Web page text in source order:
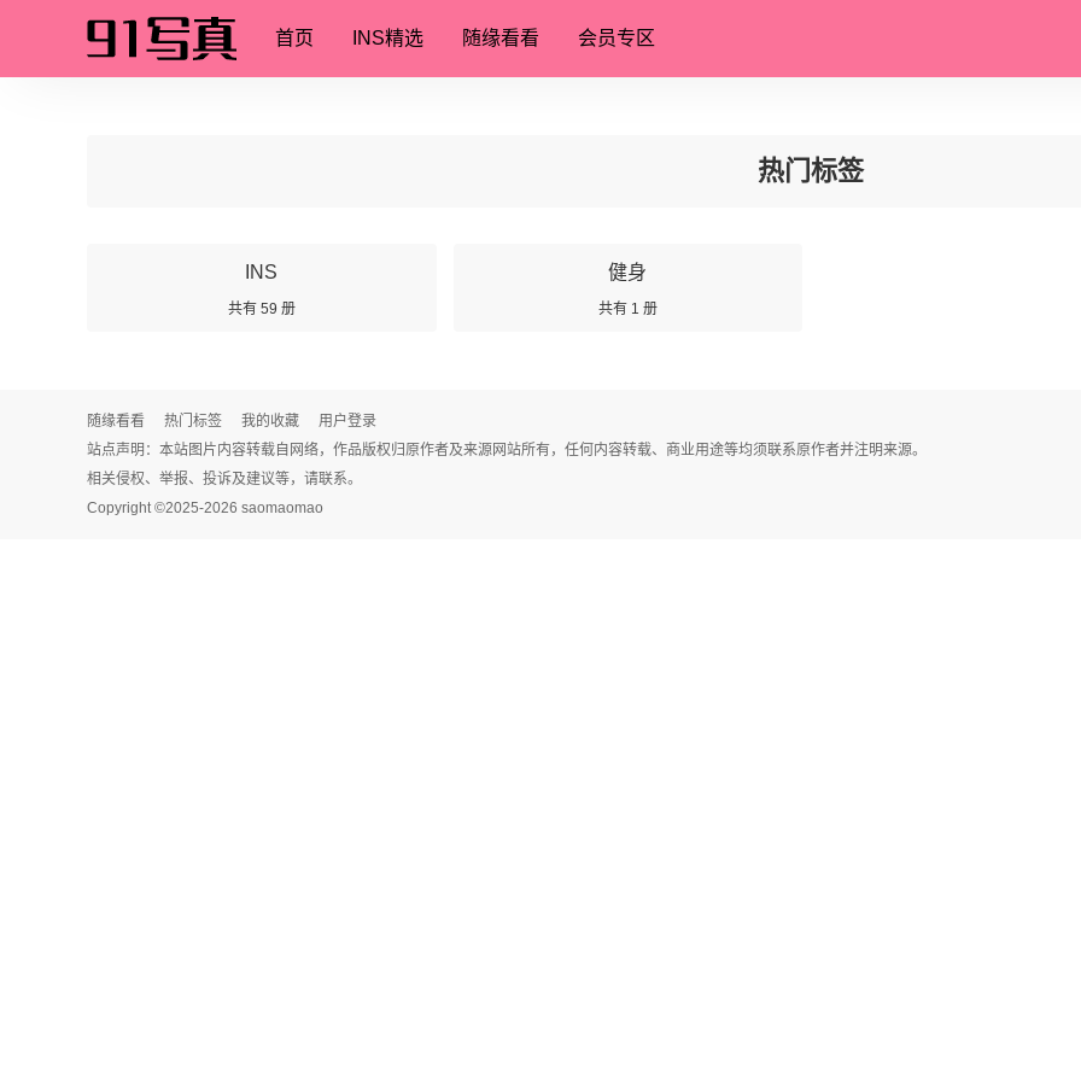
首页 INS精选 随缘看看 会员专区
热门标签
INS
共有 59 册
健身
共有 1 册
随缘看看 热门标签 我的收藏
用户登录
站点声明：本站图片内容转载自网络，作品版权归原作者及来源网站所有，任何内容转载、商业用途等均须联系原作者并注明来源。
相关侵权、举报、投诉及建议等，请联系。
Copyright ©2025-2026 saomaomao